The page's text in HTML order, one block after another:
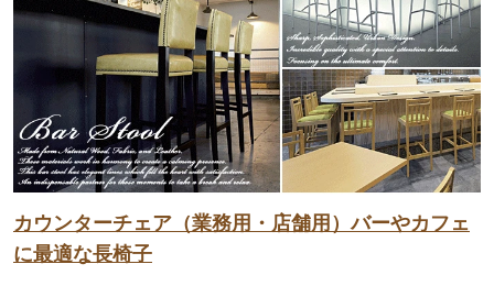
カウンターチェア（業務用・店舗用）バーやカフェ
に最適な長椅子